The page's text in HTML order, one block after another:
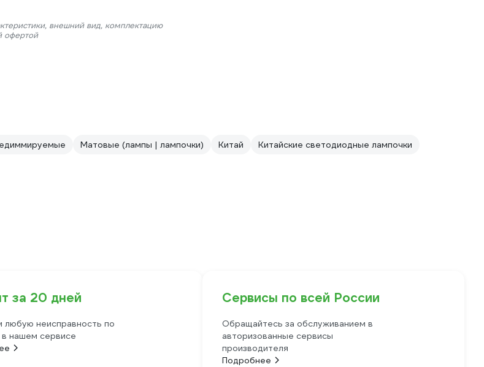
внешний вид, комплектацию
офертой
Матовые (лампы | лампочки) Китай
Китайские светодиодные лампочки
за 20 дней
любую неисправность по
в нашем сервисе
Сервисы по всей России
Обращайтесь за обслуживанием в
авторизованные сервисы
производителя
Подробнее